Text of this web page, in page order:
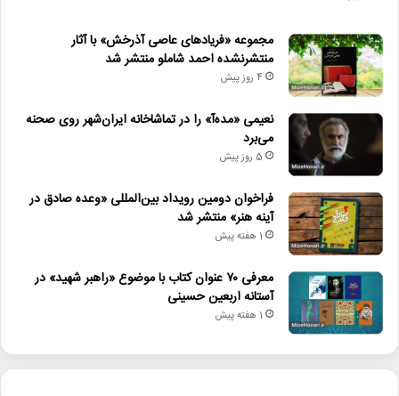
مجموعه «فریادهای عاصی آذرخش» با آثار
منتشرنشده احمد شاملو منتشر شد
4 روز پیش
نعیمی «مده‌آ» را در تماشاخانه ایران‌شهر روی صحنه
می‌برد
5 روز پیش
فراخوان دومین رویداد بین‌المللی «وعده صادق در
آینه هنر» منتشر شد
1 هفته پیش
معرفی ۷۰ عنوان کتاب با موضوع «راهبر شهید» در
آستانه اربعین حسینی
1 هفته پیش